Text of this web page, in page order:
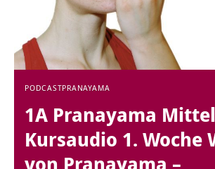
PODCASTPRANAYAMA
1A Pranayama
Kursaudio 1. Woche
von Pranayama –